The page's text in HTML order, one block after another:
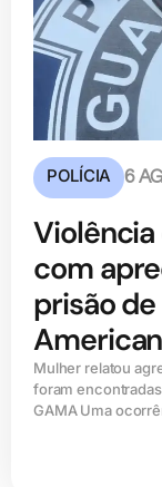
POLÍCIA 6
com
prisão
Mulher relatou
foram
GAMA Uma